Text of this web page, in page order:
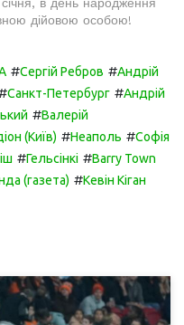
в день народження
дійовою особою!
#Сергій Ребров #Андрій
Санкт-Петербург #Андрій
#Валерій
(Київ) #Неаполь #Софія
#Гельсінкі #Barry Town
(газета) #Кевін Кіган